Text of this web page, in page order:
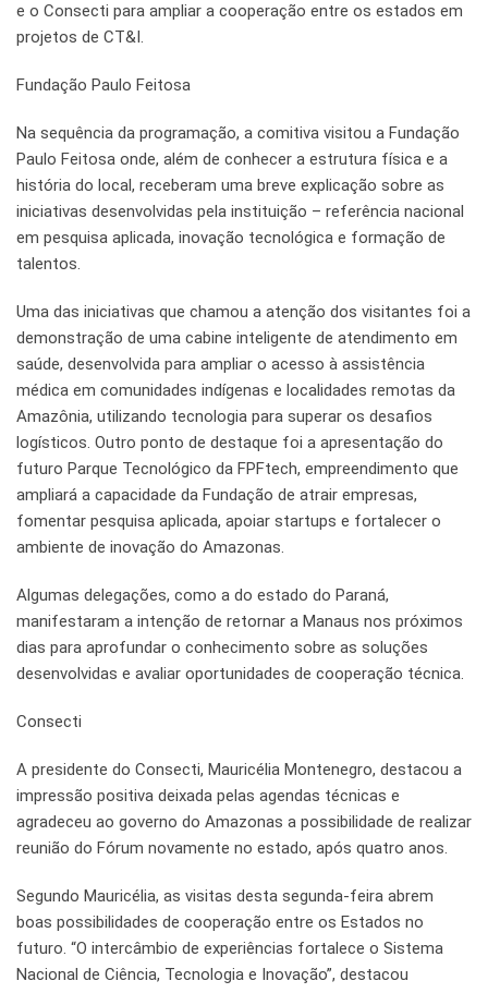
e o Consecti para ampliar a cooperação entre os estados em
projetos de CT&I.
Fundação Paulo Feitosa
Na sequência da programação, a comitiva visitou a Fundação
Paulo Feitosa onde, além de conhecer a estrutura física e a
história do local, receberam uma breve explicação sobre as
iniciativas desenvolvidas pela instituição – referência nacional
em pesquisa aplicada, inovação tecnológica e formação de
talentos.
Uma das iniciativas que chamou a atenção dos visitantes foi a
demonstração de uma cabine inteligente de atendimento em
saúde, desenvolvida para ampliar o acesso à assistência
médica em comunidades indígenas e localidades remotas da
Amazônia, utilizando tecnologia para superar os desafios
logísticos. Outro ponto de destaque foi a apresentação do
futuro Parque Tecnológico da FPFtech, empreendimento que
ampliará a capacidade da Fundação de atrair empresas,
fomentar pesquisa aplicada, apoiar startups e fortalecer o
ambiente de inovação do Amazonas.
Algumas delegações, como a do estado do Paraná,
manifestaram a intenção de retornar a Manaus nos próximos
dias para aprofundar o conhecimento sobre as soluções
desenvolvidas e avaliar oportunidades de cooperação técnica.
Consecti
A presidente do Consecti, Mauricélia Montenegro, destacou a
impressão positiva deixada pelas agendas técnicas e
agradeceu ao governo do Amazonas a possibilidade de realizar
reunião do Fórum novamente no estado, após quatro anos.
Segundo Mauricélia, as visitas desta segunda-feira abrem
boas possibilidades de cooperação entre os Estados no
futuro. “O intercâmbio de experiências fortalece o Sistema
Nacional de Ciência, Tecnologia e Inovação”, destacou